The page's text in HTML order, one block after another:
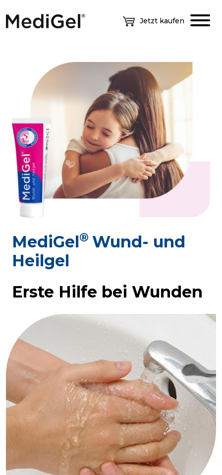
Jetzt kaufen
MediGel® Wund- und
Heilgel
Erste Hilfe bei Wunden